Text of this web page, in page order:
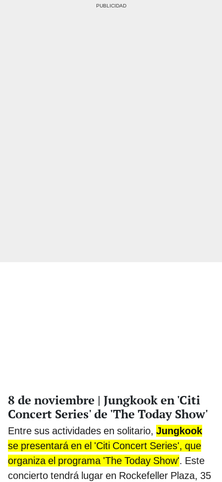
8 de noviembre | Jungkook en 'Citi
Concert Series' de 'The Today Show'
Entre sus actividades en solitario, Jungkook
se presentará en el 'Citi Concert Series', que
organiza el programa 'The Today Show'. Este
concierto tendrá lugar en Rockefeller Plaza, 35